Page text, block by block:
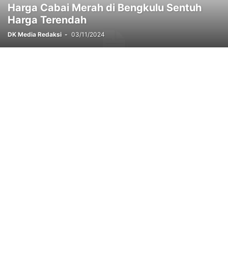
POLITIK REJANG LEBONG SELUMA STUNTING TEDDY RAHMAN
TEKNOLOGI
Harga Cabai Merah di Bengkulu Sentuh
Harga Terendah
DK Media Redaksi - 03/11/2024